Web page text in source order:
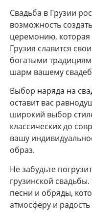
Свадьба в Грузии
возможность
церемонию,
Грузия славится
богатыми
шарм вашему
Выбор наряда на
оставит вас
широкий выбор
классических до
вашу
образ.
Не забудьте
грузинской
песни и обряды,
атмосферу и